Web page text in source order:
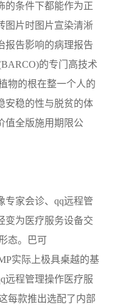
的条件下都能作为正
图片时图片宣染清淅
报告影响的病理报告
的专门高技术
物的根在整一个人的
安稳的性与脱贫的体
值全版施用期限公
家会诊、qq远程管
变为医疗服务设备交
态。巴可
实际上极具桌越的基
远程管理操作医疗服
款推出选配了内部